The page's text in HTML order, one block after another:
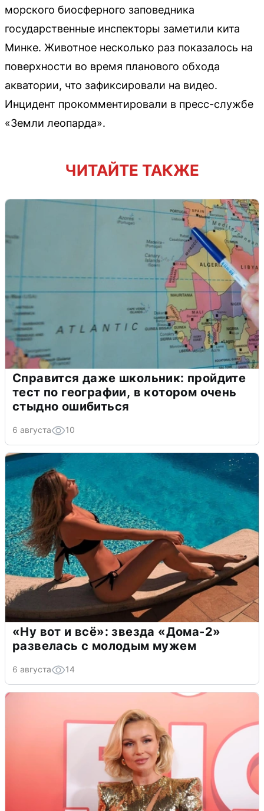
морского биосферного заповедника
государственные инспекторы заметили кита
Минке. Животное несколько раз показалось на
поверхности во время планового обхода
акватории, что зафиксировали на видео.
Инцидент прокомментировали в пресс-службе
«Земли леопарда».
ЧИТАЙТЕ ТАКЖЕ
Справится даже школьник: пройдите
тест по географии, в котором очень
стыдно ошибиться
6 августа 10
«Ну вот и всё»: звезда «Дома-2»
развелась с молодым мужем
6 августа 14